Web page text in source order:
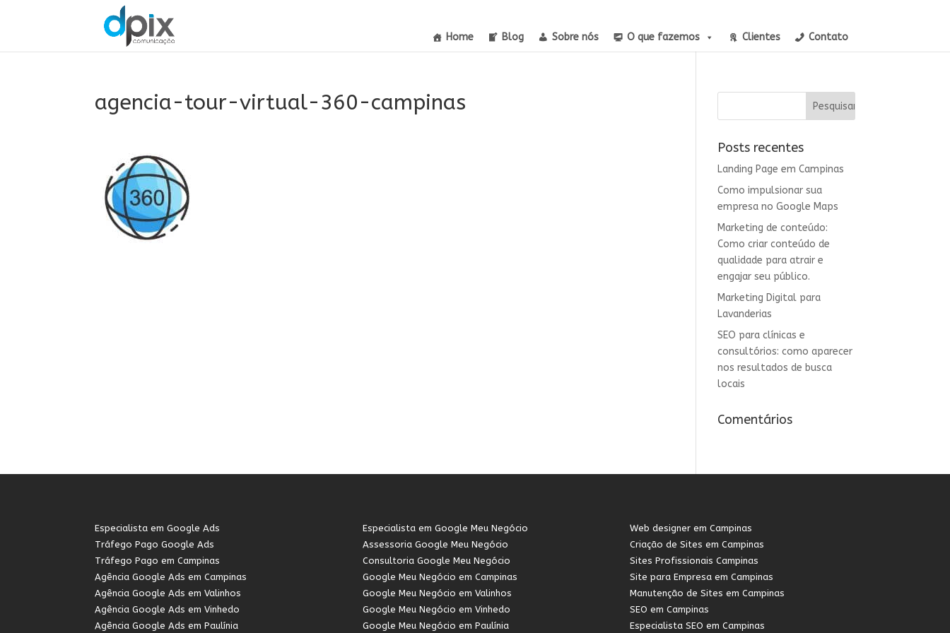
Home Blog Sobre nós O que fazemos Clientes Contato
agencia-tour-virtual-360-campinas
Posts recentes
Landing Page em Campinas
Como impulsionar sua
empresa no Google Maps
Marketing de conteúdo:
Como criar conteúdo de
qualidade para atrair e
engajar seu público.
Marketing Digital para
Lavanderias
SEO para clínicas e
consultórios: como aparecer
nos resultados de busca
locais
Comentários
Especialista em Google Ads
Tráfego Pago Google Ads
Tráfego Pago em Campinas
Agência Google Ads em Campinas
Agência Google Ads em Valinhos
Agência Google Ads em Vinhedo
Agência Google Ads em Paulínia
Especialista em Google Meu Negócio
Assessoria Google Meu Negócio
Consultoria Google Meu Negócio
Google Meu Negócio em Campinas
Google Meu Negócio em Valinhos
Google Meu Negócio em Vinhedo
Google Meu Negócio em Paulínia
Web designer em Campinas
Criação de Sites em Campinas
Sites Profissionais Campinas
Site para Empresa em Campinas
Manutenção de Sites em Campinas
SEO em Campinas
Especialista SEO em Campinas